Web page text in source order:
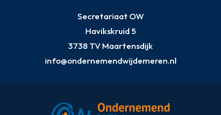
Secretariaat OW
Havikskruid 5
3738 TV Maartensdijk
info@ondernemendwijdemeren.nl